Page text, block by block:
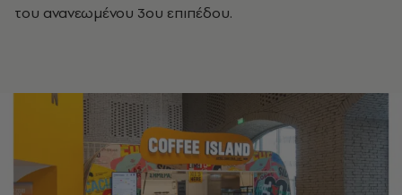
του ανανεωμένου 3ου επιπέδου.